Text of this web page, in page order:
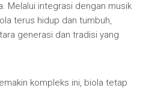
Melalui integrasi dengan musik
terus hidup dan tumbuh,
generasi dan tradisi yang
kompleks ini, biola tetap